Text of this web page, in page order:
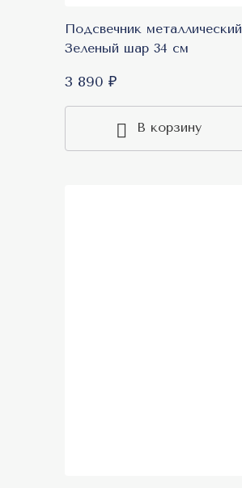
Подсвечник металлический
Зеленый шар 34 см
3 890 ₽
В корзину